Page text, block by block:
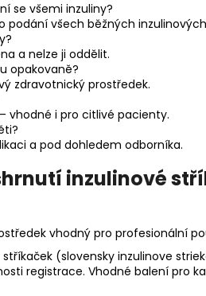
se všemi inzuliny?
podání všech běžných
a nelze ji oddělit.
opakovaně?
zdravotnický prostředek.
vhodné i pro citlivé pacienty.
a pod dohledem odborníka.
inzulinové
vhodný pro profesionální
(slovensky inzulinove
registrace. Vhodné balení pro